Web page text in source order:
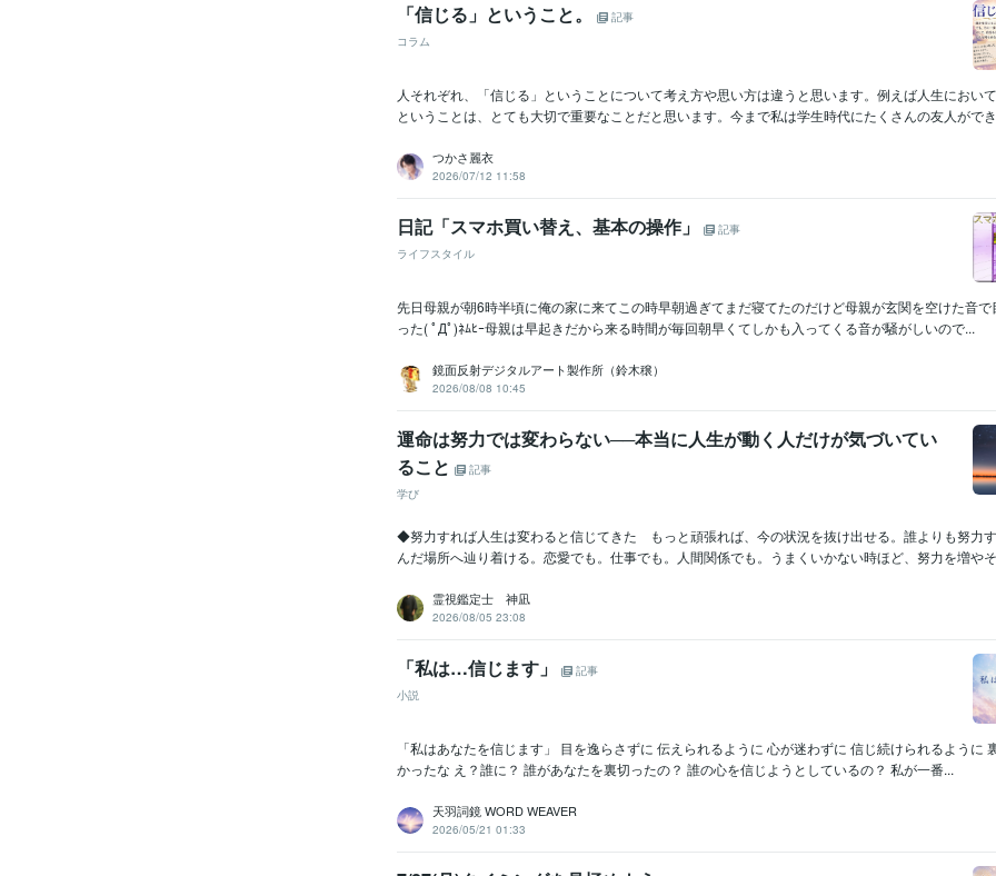
「信じる」ということ。
記事
コラム
人それぞれ、「信じる」ということについて考え方や思い方は違うと思います。例えば人生におい
ということは、とても大切で重要なことだと思います。今まで私は学生時代にたくさんの友人がで
つかさ麗衣
2026/07/12 11:58
日記「スマホ買い替え、基本の操作」
記事
ライフスタイル
先日母親が朝6時半頃に俺の家に来てこの時早朝過ぎてまだ寝てたのだけど母親が玄関を空けた音
った( ﾟДﾟ)ﾈﾑﾋｰ母親は早起きだから来る時間が毎回朝早くてしかも入ってくる音が騒がしいので...
鏡面反射デジタルアート製作所（鈴木穣）
2026/08/08 10:45
運命は努力では変わらない──本当に人生が動く人だけが気づいてい
ること
記事
学び
◆努力すれば人生は変わると信じてきた もっと頑張れば、今の状況を抜け出せる。誰よりも努力
んだ場所へ辿り着ける。恋愛でも。仕事でも。人間関係でも。うまくいかない時ほど、努力を増や
霊視鑑定士 神凪
2026/08/05 23:08
「私は…信じます」
記事
小説
「私はあなたを信じます」 目を逸らさずに 伝えられるように 心が迷わずに 信じ続けられるように
かったな え？誰に？ 誰があなたを裏切ったの？ 誰の心を信じようとしているの？ 私が一番...
天羽詞鏡 WORD WEAVER
2026/05/21 01:33